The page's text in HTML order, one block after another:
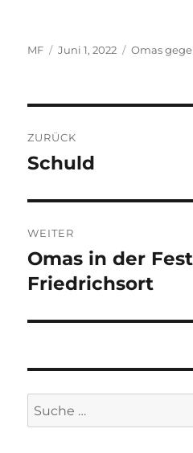
Autor
MF
Veröffentlicht
Juni 1, 2022 Kategorien
Omas
ZURÜCK
Vorheriger
Schuld
WEITER
Nächster
Beitrag:
Omas in der
Friedrichsort
Suche
nach: